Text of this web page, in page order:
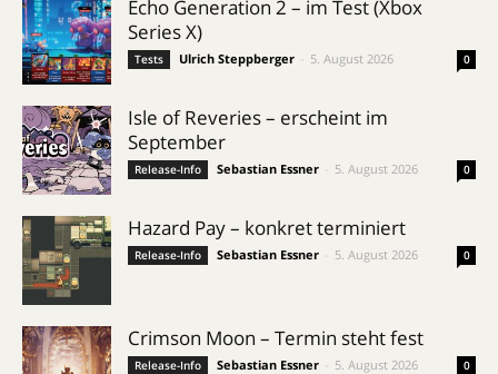
Echo Generation 2 – im Test (Xbox
Series X)
Tests Ulrich Steppberger 5. August 2026 0
Isle of Reveries – erscheint im
September
Release-Info Sebastian Essner 5. August 2026 0
Hazard Pay – konkret terminiert
Release-Info Sebastian Essner 5. August 2026 0
Crimson Moon – Termin steht fest
Release-Info Sebastian Essner 5. August 2026 0